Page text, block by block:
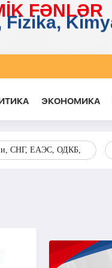
ЭКОНОМИКА
СНГ, ЕАЭС, ОДКБ,